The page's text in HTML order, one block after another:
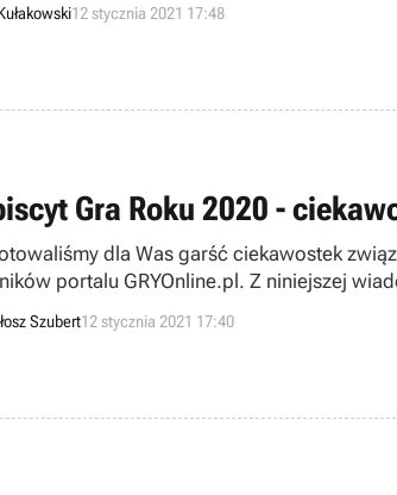
12 stycznia 2021 17:48
Gra Roku 2020 -
dla Was garść ciekawostek
portalu GRYOnline.pl. Z niniejszej
oraz między którymi tytułami toczyła się
Szubert12 stycznia 2021 17:40